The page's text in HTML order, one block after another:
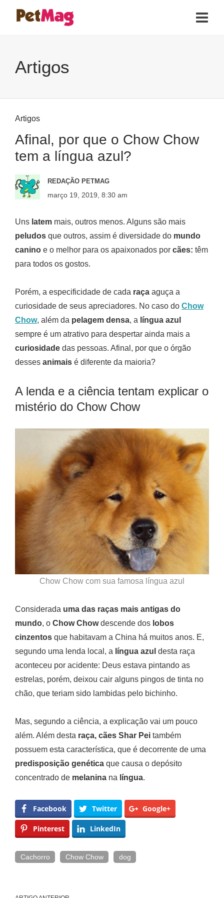
Artigos
Artigos
Afinal, por que o Chow Chow
tem a língua azul?
REDAÇÃO PETMAG
março 19, 2019, 8:30 am
Uns latem mais, outros menos. Alguns são mais
peludos que outros, assim é diversidade do mundo
canino e o melhor para os apaixonados por cães: têm
para todos os gostos.
Porém, a especificidade de cada raça aguça a
curiosidade de seus apreciadores. No caso do Chow
Chow, além da pelagem densa, a língua azul
sempre é um atrativo para despertar ainda mais a
curiosidade das pessoas. Afinal, por que o órgão
desses animais é diferente da maioria?
A lenda e a ciência tentam explicar o
mistério do Chow Chow
Chow Chow com sua famosa língua azul
Considerada uma das raças mais antigas do
mundo, o Chow Chowdescende dos lobos
cinzentos que habitavam a China há muitos anos. E,
segundo uma lenda local, a língua azul desta raça
aconteceu por acidente: Deus estava pintando as
estrelas, porém, deixou cair alguns pingos de tinta no
chão, que teriam sido lambidas pelo bichinho.
Mas, segundo a ciência, a explicação vai um pouco
além. Além desta raça, cães Shar Pei também
possuem esta característica, que é decorrente de uma
predisposição genética que causa o depósito
concentrado de melanina na língua.
Facebook Twitter Google+
Pinterest LinkedIn
Cachorro Chow Chow dog